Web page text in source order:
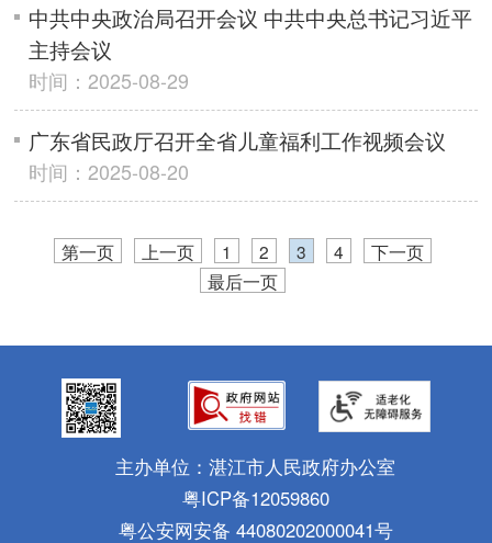
中共中央政治局召开会议 中共中央总书记习近平
主持会议
时间：2025-08-29
广东省民政厅召开全省儿童福利工作视频会议
时间：2025-08-20
第一页 上一页 1 2 3 4
下一页
最后一页
主办单位：湛江市人民政府办公室
粤ICP备12059860
粤公安网安备 44080202000041号